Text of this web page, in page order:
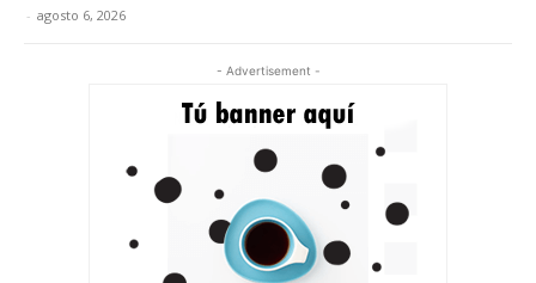
- agosto 6, 2026
- Advertisement -